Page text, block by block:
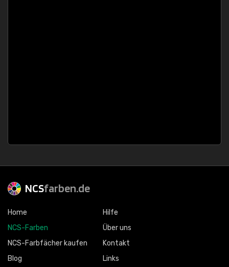
NCSfarben.de
Home
NCS-Farben
NCS-Farbfächer kaufen
Blog
Hilfe
Über uns
Kontakt
Links